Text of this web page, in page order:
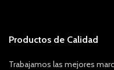
Productos de Calidad
Trabajamos las mejores